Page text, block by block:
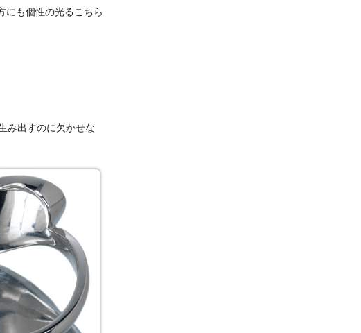
にも個性の光るこちら
み出すのに欠かせな